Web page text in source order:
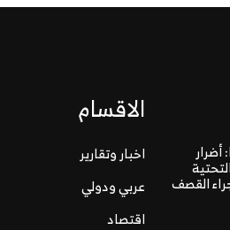
أضرار
القصف
الاقسام
اخبار وتقارير
عربي ودولي
اقتصاد